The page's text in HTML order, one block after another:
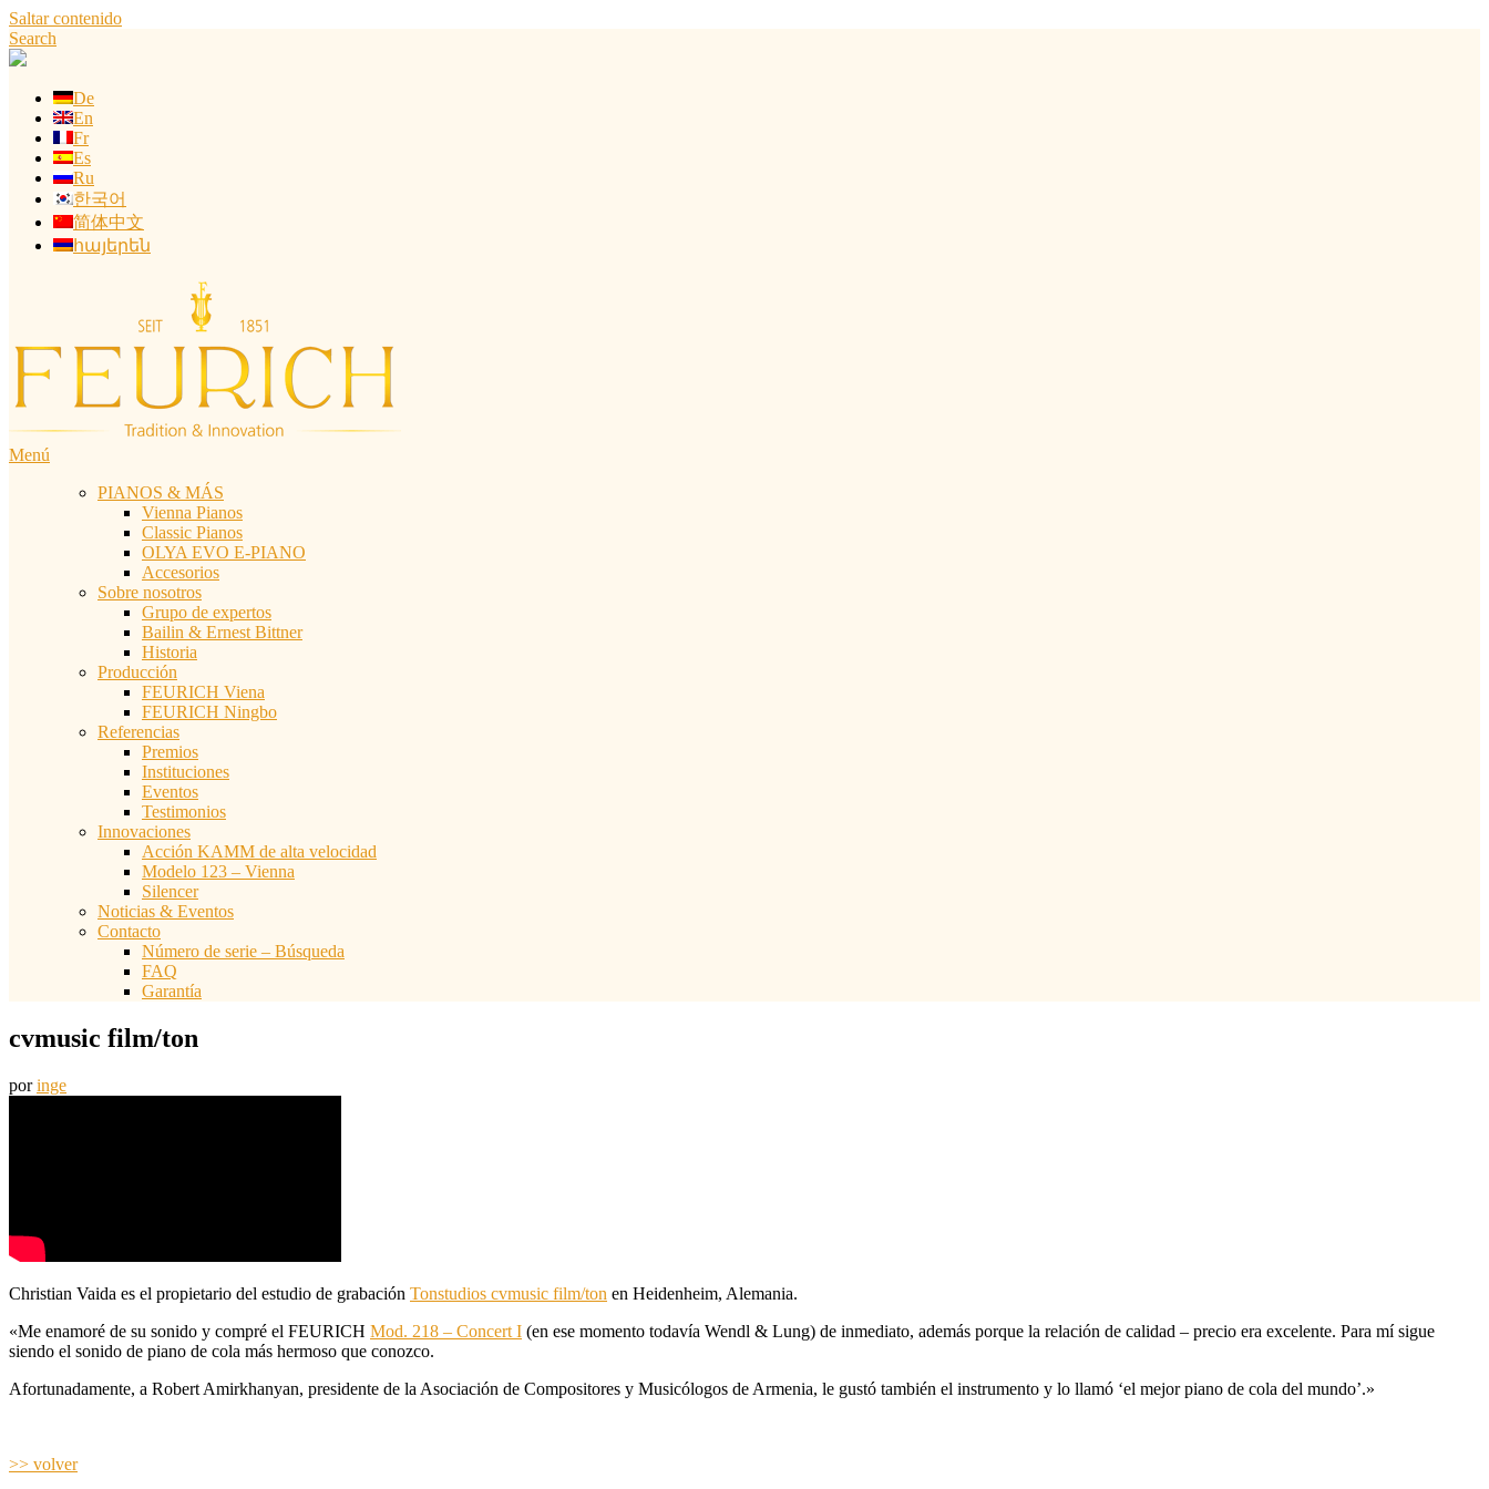
Saltar contenido
Search
De
En
Fr
Es
Ru
한국어
简体中文
հայերեն
Menú
PIANOS & MÁS
Vienna Pianos
Classic Pianos
OLYA EVO E-PIANO
Accesorios
Sobre nosotros
Grupo de expertos
Bailin & Ernest Bittner
Historia
Producción
FEURICH Viena
FEURICH Ningbo
Referencias
Premios
Instituciones
Eventos
Testimonios
Innovaciones
Acción KAMM de alta velocidad
Modelo 123 – Vienna
Silencer
Noticias & Eventos
Contacto
Número de serie – Búsqueda
FAQ
Garantía
cvmusic film/ton
poringe
Christian Vaida es el propietario del estudio de grabación Tonstudios cvmusic film/ton en Heidenheim, Alemania.
«Me enamoré de su sonido y compré el FEURICH Mod. 218 – Concert I (en ese momento todavía Wendl & Lung) de inmediato, además porque la relación de calidad – precio era excelente. Para mí sigue
siendo el sonido de piano de cola más hermoso que conozco.
Afortunadamente, a Robert Amirkhanyan, presidente de la Asociación de Compositores y Musicólogos de Armenia, le gustó también el instrumento y lo llamó ‘el mejor piano de cola del mundo’.»
>> volver